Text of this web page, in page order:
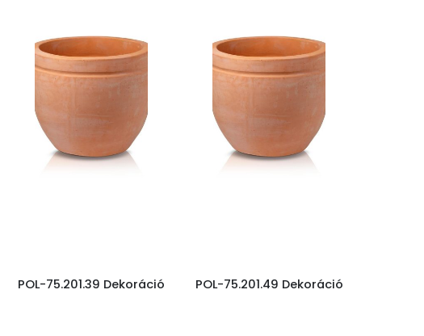
POL-75.201.39 Dekoráció POL-75.201.49 Dekoráció